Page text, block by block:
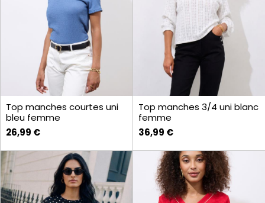
Top manches courtes uni
bleu femme
26,99 €
Top manches 3/4 uni blanc
femme
36,99 €